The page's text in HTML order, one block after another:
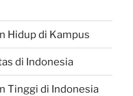
Hidup di Kampus
di Indonesia
Tinggi di Indonesia